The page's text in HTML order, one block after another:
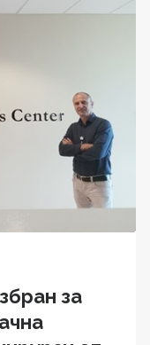
за